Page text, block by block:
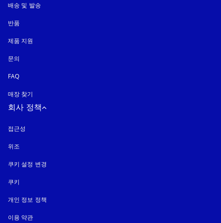
배송 및 발송
반품
제품 지원
문의
FAQ
매장 찾기
회사 정책
접근성
위조
쿠키 설정 변경
쿠키
개인 정보 정책
이용 약관